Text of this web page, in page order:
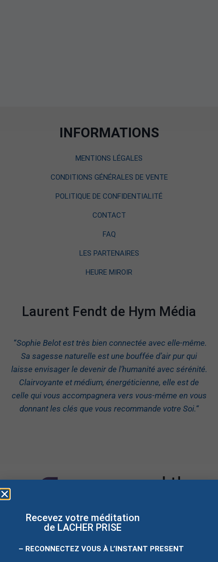
INFORMATIONS
MENTIONS LÉGALES
CONDITIONS GÉNÉRALES DE VENTE
POLITIQUE DE CONFIDENTIALITÉ
CONTACT
FAQ
LES PARTENAIRES
HEURE MIROIR
Laurent Fendt de Hym Média
“Sophie Belot est très bien connectée avec elle-même.
Sa sagesse naturelle est une bouffée d’air pur qui
laisse envisager le devenir de l’humanité avec sérénité.
Clairvoyante et médium, énergéticienne, elle est de
celle qui vous accompagnera vers vous-même en vous
donnant les clés que vous recommande votre Soi.“
Recevez votre méditation
de LACHER PRISE
– RECONNECTEZ VOUS À L’INSTANT PRESENT